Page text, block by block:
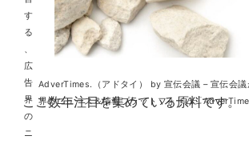
ここ数年注目を集めている原料です。
AdverTimes.（アドタイ） by 宣伝会議 – 宣伝会
界のニュース＆情報プラットフォーム「